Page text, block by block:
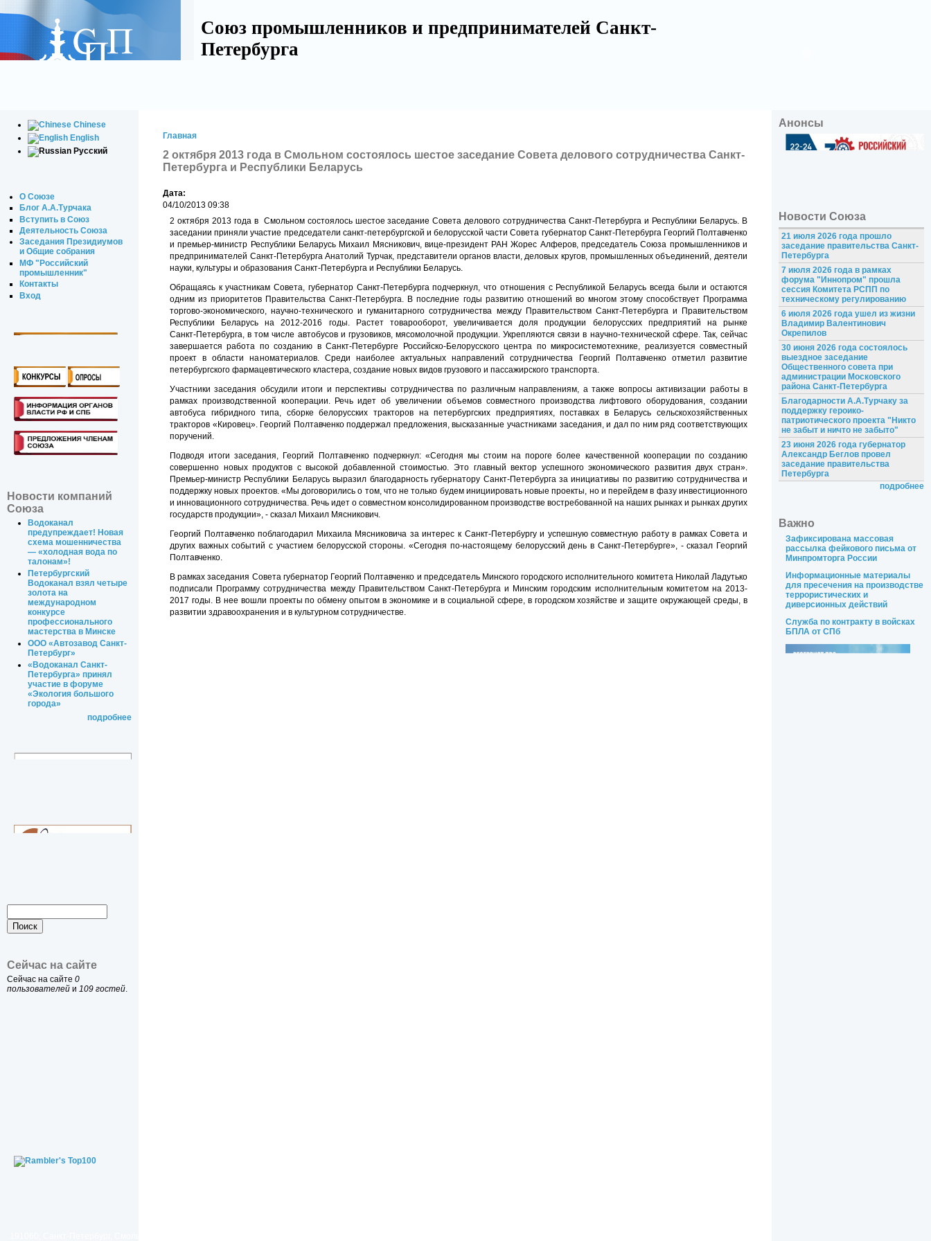
Союз промышленников и предпринимателей Санкт-
Петербурга
Chinese
English
Русский
О Союзе
Блог А.А.Турчака
Вступить в Союз
Деятельность Союза
Заседания Президиумов
и Общие собрания
МФ "Российский
промышленник"
Контакты
Вход
Новости компаний
Союза
Водоканал
предупреждает! Новая
схема мошенничества
— «холодная вода по
талонам»!
Петербургский
Водоканал взял четыре
золота на
международном
конкурсе
профессионального
мастерства в Минске
ООО «Автозавод Санкт-
Петербург»
«Водоканал Санкт-
Петербурга» принял
участие в форуме
«Экология большого
города»
подробнее
Сейчас на сайте
Сейчас на сайте 0
пользователей и 109 гостей.
Главная
2 октября 2013 года в Смольном состоялось шестое заседание Совета делового сотрудничества Санкт-
Петербурга и Республики Беларусь
Дата:
04/10/2013 09:38
2 октября 2013 года в Смольном состоялось шестое заседание Совета делового сотрудничестваСанкт-Петербурга и Республики Беларусь. В
заседании приняли участие председатели санкт-петербургской и белорусской части Совета губернатор Санкт-ПетербургаГеоргий Полтавченко
и премьер-министр Республики Беларусь Михаил Мясникович, вице-президент РАН Жорес Алферов, председатель Союза промышленников и
предпринимателей Санкт-Петербурга Анатолий Турчак, представители органов власти, деловых кругов, промышленных объединений, деятели
науки, культуры и образования Санкт-Петербурга и Республики Беларусь.
Обращаясь к участникам Совета, губернатор Санкт-Петербургаподчеркнул, что отношения с Республикой Беларусь всегда были и остаются
одним из приоритетов ПравительстваСанкт-Петербурга. В последние годы развитию отношений во многом этому способствует Программа
торгово-экономического, научно-технического и гуманитарного сотрудничества между Правительством Санкт-Петербургаи Правительством
Республики Беларусь на 2012-2016 годы. Растет товарооборот, увеличивается доля продукции белорусских предприятий на рынке
Санкт-Петербурга, в том числе автобусов и грузовиков, мясомолочной продукции. Укрепляются связи в научно-технической сфере. Так, сейчас
завершается работа по созданию вСанкт-Петербурге Российско-Белорусского центра по микросистемотехнике, реализуется совместный
проект в области наноматериалов. Среди наиболее актуальных направлений сотрудничества Георгий Полтавченко отметил развитие
петербургского фармацевтического кластера, создание новых видов грузового и пассажирского транспорта.
Участники заседания обсудили итоги и перспективы сотрудничества по различным направлениям, а также вопросы активизации работы в
рамках производственной кооперации. Речь идет об увеличении объемов совместного производства лифтового оборудования, создании
автобуса гибридного типа, сборке белорусских тракторов на петербургских предприятиях, поставках в Беларусь сельскохозяйственных
тракторов «Кировец». Георгий Полтавченко поддержал предложения, высказанные участниками заседания, и дал по ним ряд соответствующих
поручений.
Подводя итоги заседания, Георгий Полтавченко подчеркнул: «Сегодня мы стоим на пороге более качественной кооперации по созданию
совершенно новых продуктов с высокой добавленной стоимостью. Это главный вектор успешного экономического развития двух стран».
Премьер-министр Республики Беларусь выразил благодарность губернатору Санкт-Петербургаза инициативы по развитию сотрудничества и
поддержку новых проектов. «Мы договорились о том, что не только будем инициировать новые проекты, но и перейдем в фазу инвестиционного
и инновационного сотрудничества. Речь идет о совместном консолидированном производстве востребованной на наших рынках и рынках других
государств продукции», - сказал Михаил Мясникович.
Георгий Полтавченко поблагодарил Михаила Мясниковича за интерес к Санкт-Петербургуи успешную совместную работу в рамках Совета и
других важных событий с участием белорусской стороны. «Сегодня по-настоящему белорусский день в Санкт-Петербурге», - сказал Георгий
Полтавченко.
В рамках заседания Совета губернатор Георгий Полтавченко и председатель Минского городского исполнительного комитета Николай Ладутько
подписали Программу сотрудничества между Правительством Санкт-Петербургаи Минским городским исполнительным комитетом на 2013-
2017 годы. В нее вошли проекты по обмену опытом в экономике и в социальной сфере, в городском хозяйстве и защите окружающей среды, в
развитии здравоохранения и в культурном сотрудничестве.
Анонсы
Новости Союза
21 июля 2026 года прошло
заседание правительства Санкт-
Петербурга
7 июля 2026 года в рамках
форума "Иннопром" прошла
сессия Комитета РСПП по
техническому регулированию
6 июля 2026 года ушел из жизни
Владимир Валентинович
Окрепилов
30 июня 2026 года состоялось
выездное заседание
Общественного совета при
администрации Московского
района Санкт-Петербурга
Благодарности А.А.Турчаку за
поддержку героико-
патриотического проекта "Никто
не забыт и ничто не забыто"
23 июня 2026 года губернатор
Александр Беглов провел
заседание правительства
Петербурга
подробнее
Важно
Зафиксирована массовая
рассылка фейкового письма от
Минпромторга России
Информационные материалы
для пресечения на производстве
террористических и
диверсионных действий
Служба по контракту в войсках
БПЛА от СПб